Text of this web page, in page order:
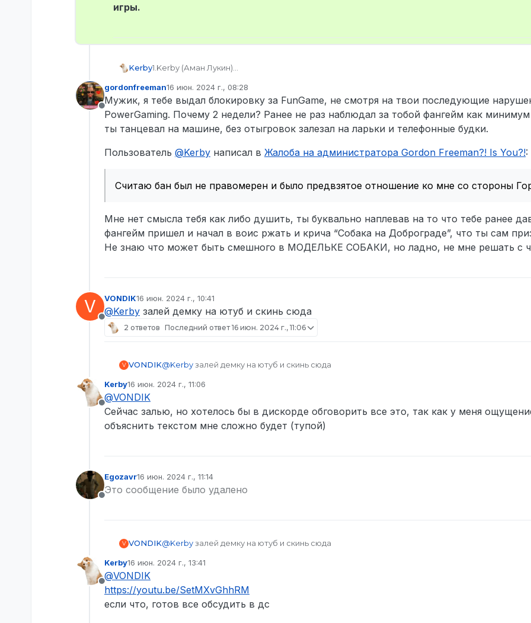
игры.
Kerby1.Kerby (Аман Лукин)
3.kerby326
4.Gordon Freeman?! Is You?!@gordonfreeman
5.14.06.24 17:20
6.Приехав на Джефферсон хотел осмотреть дома, чтобы в будущем закраймить и мельком,
показалось мне очень смешным, я смеялся над ней (полную ситуацию покажу на демке),
урон от собаки, я сказал ой больно (важный момент), не отыграв уехав, затем через
Гордон и говорит: “Я бы хотел узнать, что человек скажет”, то есть уже заранее как будто на
же это было предвзятое отношение так как я уже от его рук банился на 2 дня вроде за
вынес вердикт о моем бане на 2 недели. Я хотел обговорить данную ситуацию и не
говорил. На всякий случай решил пересмотреть демку и уведомил об этом, и в этот момент
со сроком . Затем разговор в дс с Гордоном. Считаю бан был не правомерен и было
мне со стороны Гордона.
https://imgur.com/g21TgyG
Не в сети
gordonfreeman16 июн. 2024 г., 08:28
отредактировано
Мужик, я тебе выдал блокировку за FunGame, не смотря на твои последующие
PowerGaming. Почему 2 недели? Ранее не раз наблюдал за тобой фангейм как
ты танцевал на машине, без отыгровок залезал на ларьки и телефонные будки.
Пользователь @Kerby написал в Жалоба на администратора Gordon Freeman?! Is You?!:
Считаю бан был не правомерен и было предвзятое отношение ко мне со стороны
Мне нет смысла тебя как либо душить, ты буквально наплевав на то что тебе ранее
фангейм пришел и начал в воис ржать и крича “Собака на Доброграде”, что ты сам
Не знаю что может быть смешного в МОДЕЛЬКЕ СОБАКИ, но ладно, не мне решать с
V
Не в сети
VONDIK16 июн. 2024 г., 10:41
отредактировано
@Kerby залей демку на ютуб и скинь сюда
2 ответов Последний ответ16 июн. 2024 г., 11:06
V VONDIK@Kerbyзалей демку на ютуб и скинь сюда
Не в сети
Kerby16 июн. 2024 г., 11:06
отредактировано
@VONDIK
Сейчас залью, но хотелось бы в дискорде обговорить все это, так как у меня
объяснить текстом мне сложно будет (тупой)
Не в сети
Egozavr16 июн. 2024 г., 11:14
отредактировано
Это сообщение было удалено
V VONDIK@Kerbyзалей демку на ютуб и скинь сюда
Не в сети
Kerby16 июн. 2024 г., 13:41
отредактировано
@VONDIK
https://youtu.be/SetMXvGhhRM
если что, готов все обсудить в дс